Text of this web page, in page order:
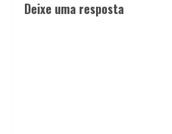
Deixe uma resposta